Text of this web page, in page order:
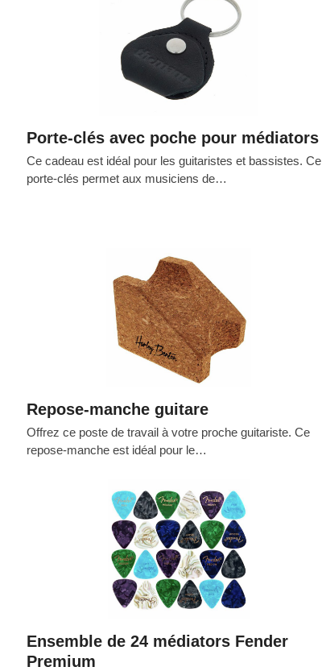
Porte-clés avec poche pour médiators
Ce cadeau est idéal pour les guitaristes et bassistes. Ce
porte-clés permet aux musiciens de…
Repose-manche guitare
Offrez ce poste de travail à votre proche guitariste. Ce
repose-manche est idéal pour le…
Ensemble de 24 médiators Fender
Premium